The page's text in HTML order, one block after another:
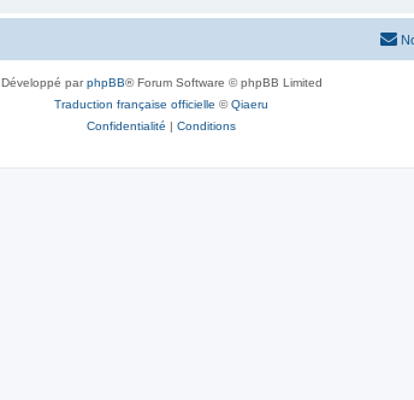
Développé parphpBB® Forum Software © phpBB Limited
Traduction française officielle ©Qiaeru
Confidentialité | Conditions